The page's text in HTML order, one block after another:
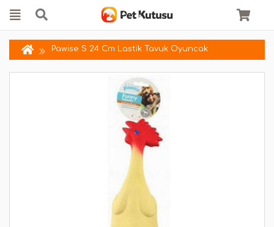
Pawise S 24 Cm Lastik Tavuk Oyuncak